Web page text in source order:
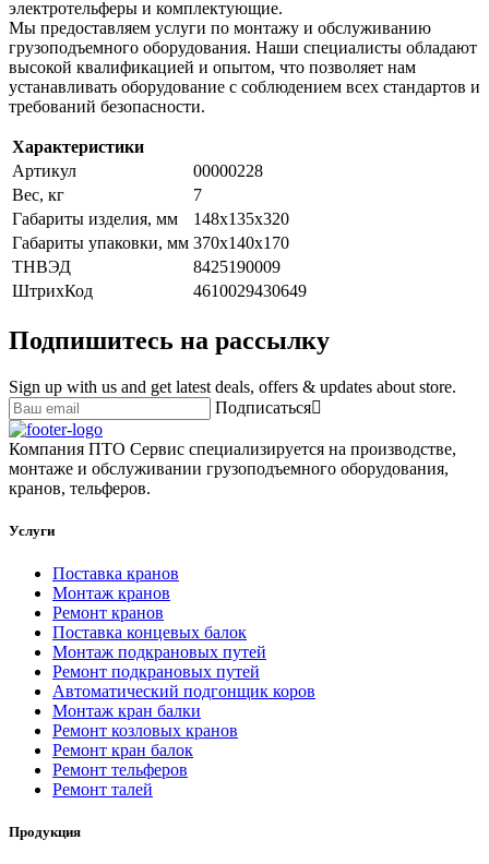
электротельферы и комплектующие.
Мы предоставляем услуги по монтажу и обслуживанию
грузоподъемного оборудования. Наши специалисты обладают
высокой квалификацией и опытом, что позволяет нам
устанавливать оборудование с соблюдением всех стандартов и
требований безопасности.
Характеристики
Артикул
00000228
Вес, кг
7
Габариты изделия, мм
148х135х320
Габариты упаковки, мм 370х140х170
ТНВЭД
8425190009
ШтрихКод
4610029430649
Подпишитесь на рассылку
Sign up with us and get latest deals, offers & updates about store.
Подписаться
Компания ПТО Сервис специализируется на производстве,
монтаже и обслуживании грузоподъемного оборудования,
кранов, тельферов.
Услуги
Поставка кранов
Монтаж кранов
Ремонт кранов
Поставка концевых балок
Монтаж подкрановых путей
Ремонт подкрановых путей
Автоматический подгонщик коров
Монтаж кран балки
Ремонт козловых кранов
Ремонт кран балок
Ремонт тельферов
Ремонт талей
Продукция